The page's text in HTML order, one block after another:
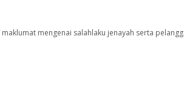
mengenai salahlaku jenayah serta